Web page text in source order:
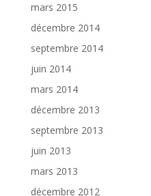
mars 2015
décembre 2014
septembre 2014
juin 2014
mars 2014
décembre 2013
septembre 2013
juin 2013
mars 2013
décembre 2012